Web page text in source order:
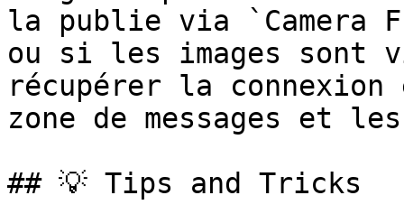
la publie via `Camera
ou si les images sont
récupérer la
zone de messages et
## 💡 Tips and Tricks